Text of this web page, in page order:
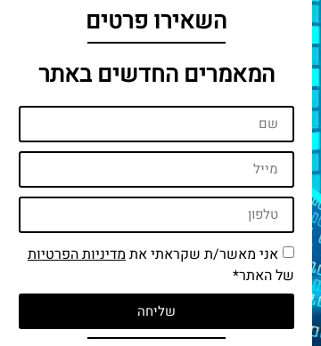
השאירו פרטים
המאמרים החדשים באתר
אני מאשר/ת שקראתי אתמדיניות הפרטיות
של האתר*
שליחה